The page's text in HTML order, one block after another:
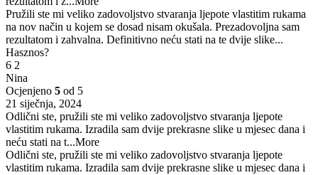
Pružili ste mi veliko zadovoljstvo stvaranja ljepote vlastitim rukama
na nov način u kojem se dosad nisam okušala. Prezadovoljna sam
rezultatom i zahvalna. Definitivno neću stati na te dvije slike...
Hasznos?
6 2
Nina
Ocjenjeno 5 od 5
21 siječnja, 2024
Odlični ste, pružili ste mi veliko zadovoljstvo stvaranja ljepote
vlastitim rukama. Izradila sam dvije prekrasne slike u mjesec dana i
neću stati na t...More
Odlični ste, pružili ste mi veliko zadovoljstvo stvaranja ljepote
vlastitim rukama. Izradila sam dvije prekrasne slike u mjesec dana i